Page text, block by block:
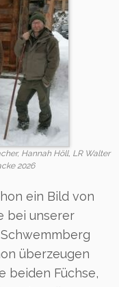
Hannah Höll, LR Walter
2026
ein Bild von
bei unserer
überzeugen
beiden Füchse,